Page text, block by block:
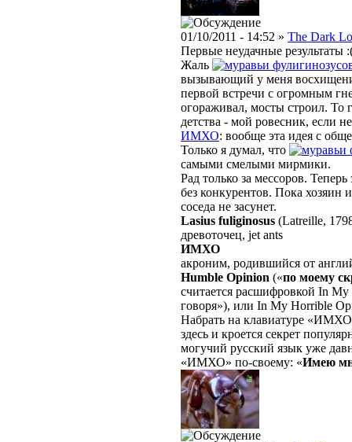
01/10/2011 - 14:52 » The Dark
Первые неудачные результаты
Жаль
вызывающий у меня
первой встречи с огромным
огораживал, мосты строил. То
детства - мой ровесник, если
ИМХО: вообще эта идея с
Только я думал, что
самыми смелыми мирмики.
Рад только за мессоров.
без конкурентов. Пока хозяин
соседа не засунет.
Lasius fuliginosus (Latreille,
древоточец, jet ants
ИМХО
акроним, родившийся от
Humble Opinion («по моему
считается расшифровкой In
говоря»), или In My Horrible
Набрать на клавиатуре
здесь и кроется секрет
могучий русский язык уже
«ИМХО» по-своему: «Имею